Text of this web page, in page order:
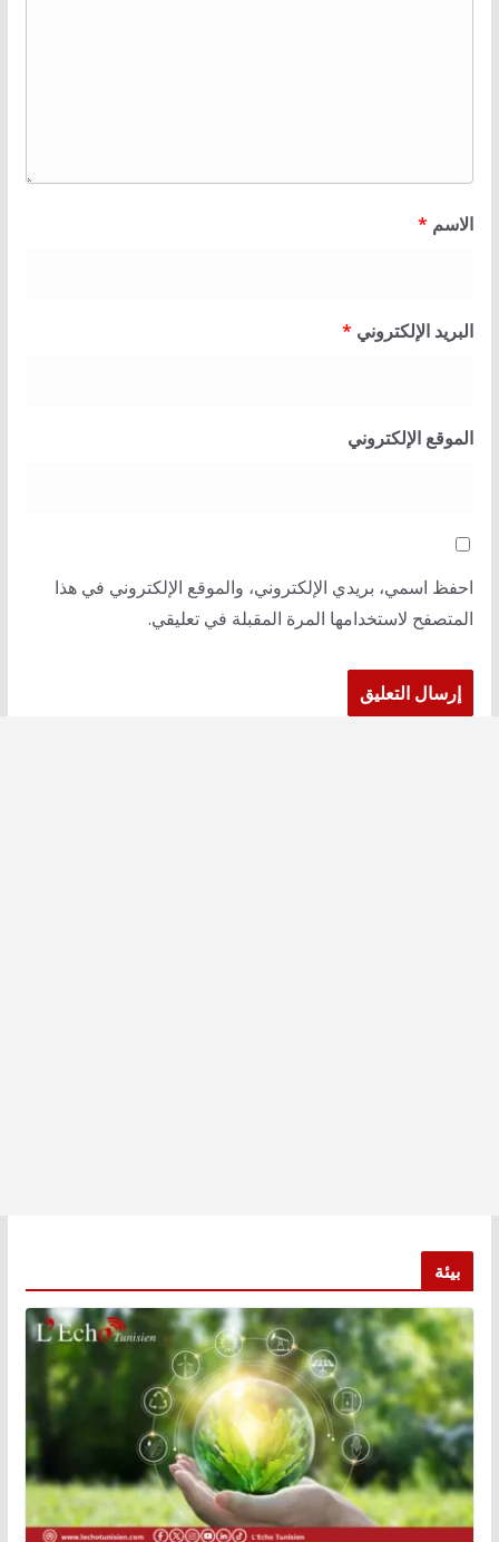
الاسم *
البريد الإلكتروني *
الموقع الإلكتروني
احفظ اسمي، بريدي الإلكتروني، والموقع الإلكتروني في هذا
المتصفح لاستخدامها المرة المقبلة في تعليقي.
بيئة